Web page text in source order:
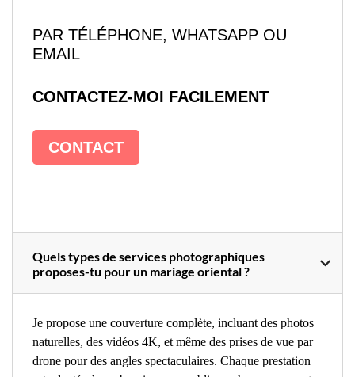
PAR TÉLÉPHONE, WHATSAPP OU
EMAIL
CONTACTEZ-MOI FACILEMENT
CONTACT
Quels types de services photographiques
proposes-tu pour un mariage oriental ?
Je propose une couverture complète, incluant des photos
naturelles, des vidéos 4K, et même des prises de vue par
drone pour des angles spectaculaires. Chaque prestation